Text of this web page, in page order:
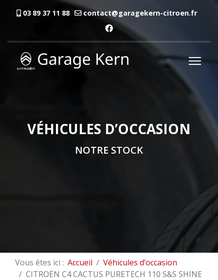
03 89 37 11 88 contact@garagekern-citroen.fr
VÉHICULES D’OCCASION
NOTRE STOCK
Vous êtes ici : Accueil
Véhicules d’occasion
CITROËN C4 CACTUS PURETECH 110 S&S SHINE